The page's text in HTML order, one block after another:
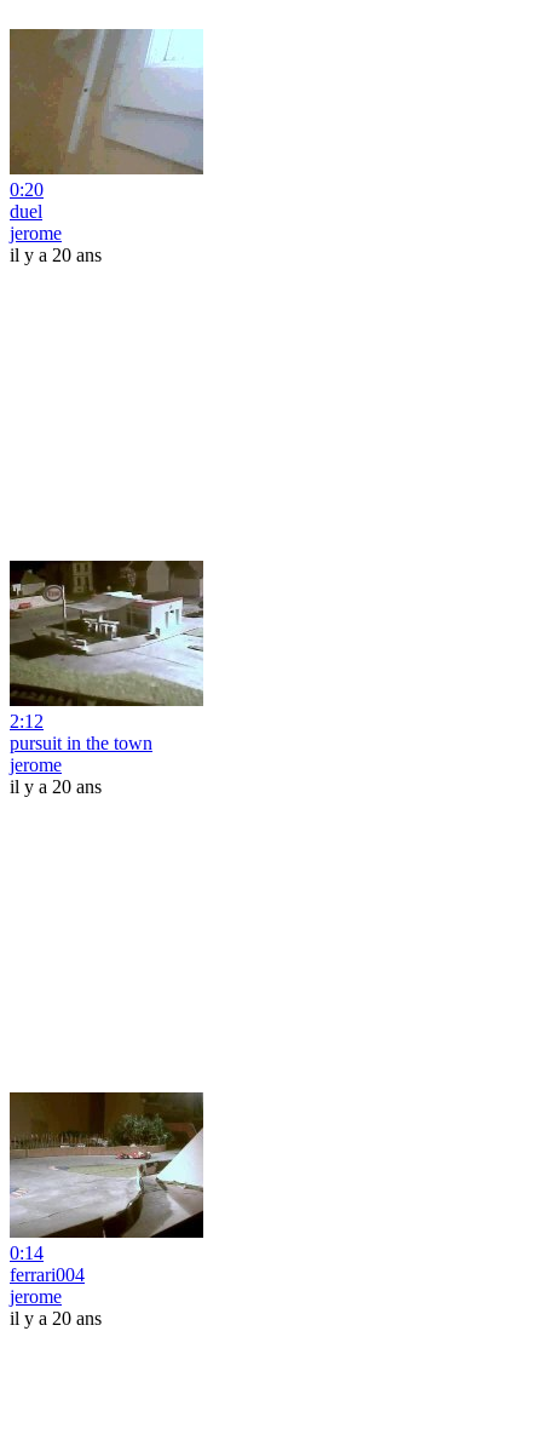
0:20
duel
jerome
il y a 20 ans
2:12
pursuit in the town
jerome
il y a 20 ans
0:14
ferrari004
jerome
il y a 20 ans